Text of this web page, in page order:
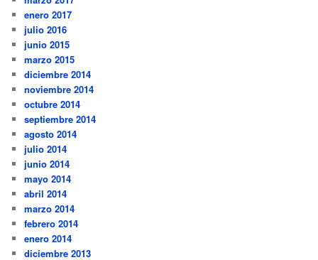
enero 2017
julio 2016
junio 2015
marzo 2015
diciembre 2014
noviembre 2014
octubre 2014
septiembre 2014
agosto 2014
julio 2014
junio 2014
mayo 2014
abril 2014
marzo 2014
febrero 2014
enero 2014
diciembre 2013